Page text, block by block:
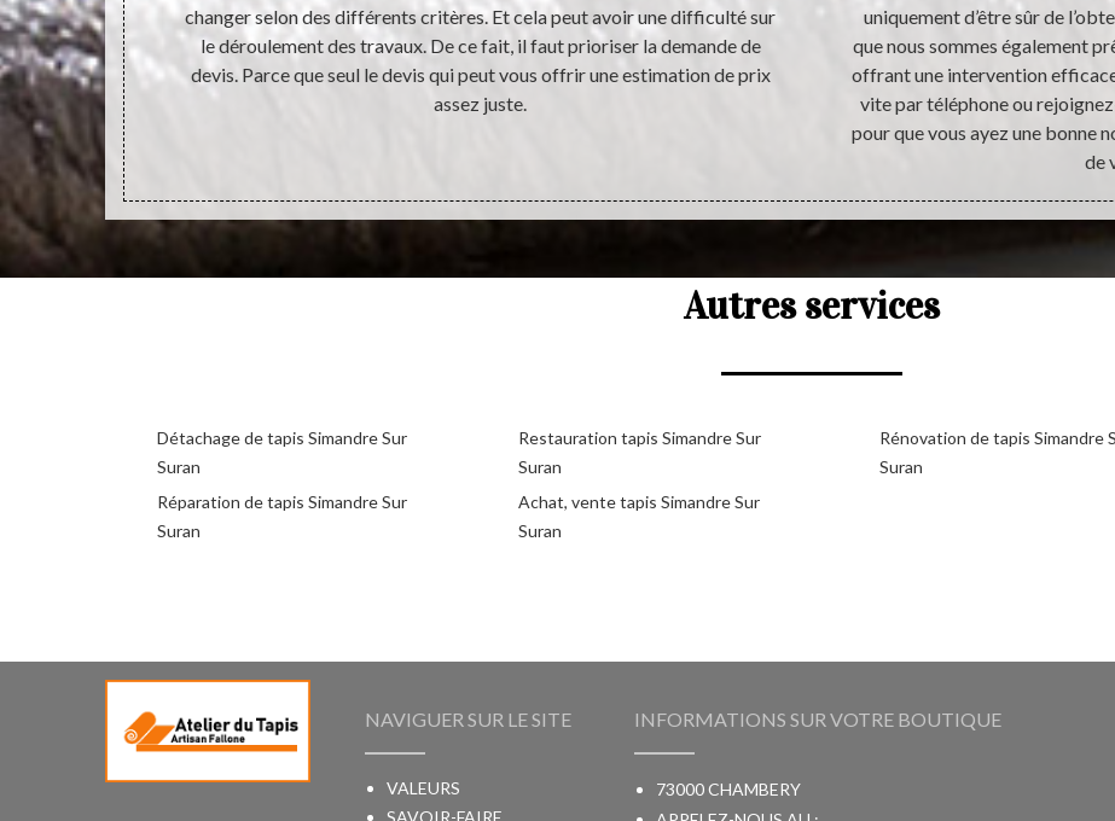
faire un
gratuit et
le
changer selon des différents critères. Et cela peut avoir une difficulté sur
le déroulement des travaux. De ce fait, il faut prioriser la demande de
devis. Parce que seul le devis qui peut vous offrir une estimation de prix
assez juste.
uniquement d’être sûr de
que nous sommes également
offrant une intervention
vite par téléphone ou
pour que vous ayez une bonne
de
Autres services
Détachage de tapis Simandre Sur
Suran
Réparation de tapis Simandre Sur
Suran
Restauration tapis Simandre Sur
Suran
Achat, vente tapis Simandre Sur
Suran
Rénovation de tapis Simandre
Suran
NAVIGUER SUR LE SITE
VALEURS
INFORMATIONS SUR VOTRE BOUTIQUE
73000 CHAMBERY